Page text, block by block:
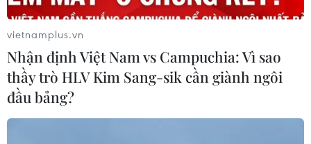
vietnamplus.vn
Nhận định Việt Nam vs Campuchia: Vì sao
thầy trò HLV Kim Sang-sik cần giành ngôi
đầu bảng?